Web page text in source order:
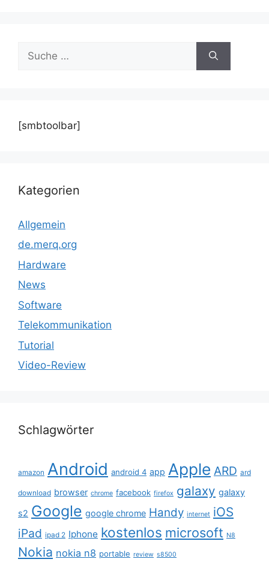
nach:
[smbtoolbar]
Kategorien
Allgemein
de.merq.org
Hardware
News
Software
Telekommunikation
Tutorial
Video-Review
Schlagwörter
amazon Android android 4 app Apple ARD ard
download browser chrome facebook firefox galaxy galaxy
s2 Google google chrome Handy internet iOS
iPad ipad 2 Iphone kostenlos microsoft N8
Nokia nokia n8 portable review s8500